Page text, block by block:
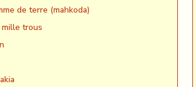
de terre (mahkoda)
trous